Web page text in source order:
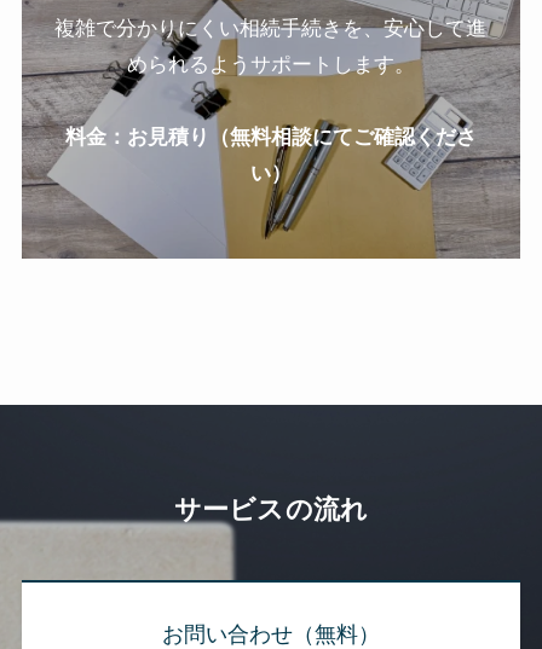
複雑で分かりにくい相続手続きを、安心して進
められるようサポートします。
料金：お見積り（無料相談にてご確認くださ
い）
サービスの流れ
お問い合わせ（無料）